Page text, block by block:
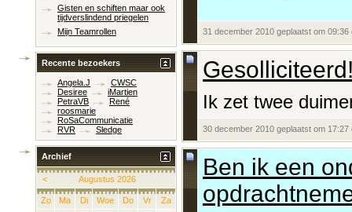
31 december 2010 geplaatst om
Ik zet twee
30 december 2010 geplaatst om
Ben ik een
Gisten en schiften maar ook
tijdverslindend priegelen
Mijn Teamrollen
Recente bezoekers
Angela.J
CWSC
Desiree
iMartien
PetraVB
René
roosmarie
RoSaCommunicatie
RVR
Sledge
Archief
< Augustus 2026
Zo Ma Di Woe Do Vr
Za